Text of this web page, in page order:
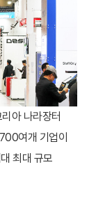
아 나라장터
여개 기업이
최대 규모